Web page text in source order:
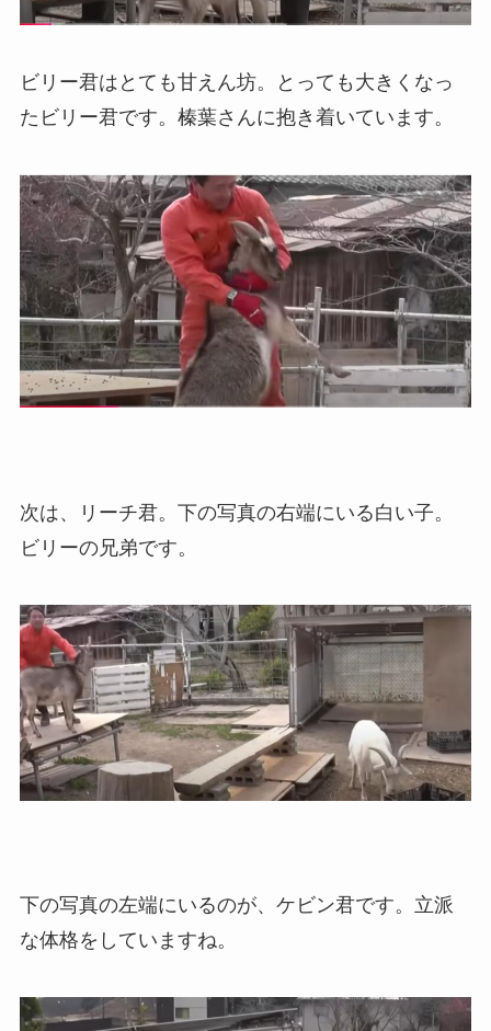
ビリー君はとても甘えん坊。とっても大きくなっ
たビリー君です。榛葉さんに抱き着いています。
次は、リーチ君。下の写真の右端にいる白い子。
ビリーの兄弟です。
下の写真の左端にいるのが、ケビン君です。立派
な体格をしていますね。